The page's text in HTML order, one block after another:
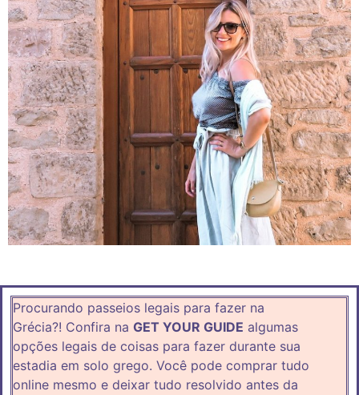
Procurando passeios legais para fazer na
Grécia?! Confira na GET YOUR GUIDE algumas
opções legais de coisas para fazer durante sua
estadia em solo grego. Você pode comprar tudo
online mesmo e deixar tudo resolvido antes da